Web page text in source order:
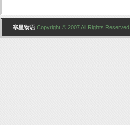
寒星物语 Copyright © 2007 All Rights Reserved .